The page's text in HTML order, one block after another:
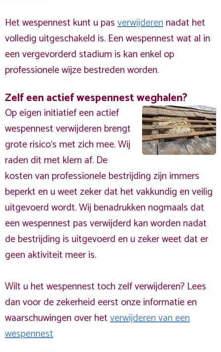
Het wespennest kunt u pasverwijderennadat het
volledig uitgeschakeld is. Een wespennest wat al in
een vergevorderd stadium is kan enkel op
professionele wijze bestreden worden.
Zelf een actief wespennest weghalen?
Op eigen initiatief een actief
wespennest verwijderen brengt
grote risico’s met zich mee. Wij
raden dit met klem af. De
kosten van professionele bestrijding zijn immers
beperkt en u weet zeker dat het vakkundig en veilig
uitgevoerd wordt. Wij benadrukken nogmaals dat
een wespennest pas verwijderd kan worden nadat
de bestrijding is uitgevoerd en u zeker weet dat er
geen aktiviteit meer is.
Wilt u het wespennest toch zelf verwijderen? Lees
dan voor de zekerheid eerst onze informatie en
waarschuwingen over hetverwijderen van een
wespennest